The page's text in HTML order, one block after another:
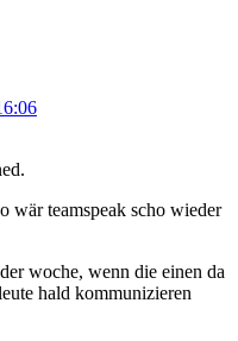
wär teamspeak scho wieder
woche, wenn die einen da
hald kommunizieren